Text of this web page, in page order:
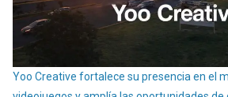
Yoo Creative fortalece su presencia en el